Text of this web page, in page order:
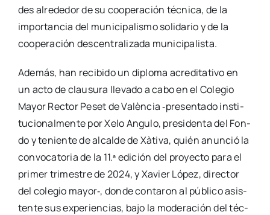
des alre­de­dor de su coope­ra­ción téc­ni­ca, de la
impor­tan­cia del muni­ci­pa­lis­mo soli­da­rio y de la
coope­ra­ción des­cen­tra­li­za­da muni­ci­pa­lis­ta.
Ade­más, han reci­bi­do un diplo­ma acre­di­ta­ti­vo en
un acto de clau­su­ra lle­va­do a cabo en el Cole­gio
Mayor Rec­tor Peset de Valèn­cia ‑pre­sen­ta­do ins­ti­
tu­cio­nal­men­te por Xelo Angu­lo, pre­si­den­ta del Fon­
do y tenien­te de alcal­de de Xàti­va, quién anun­ció la
con­vo­ca­to­ria de la 11.ª edi­ción del pro­yec­to para el
pri­mer tri­mes­tre de 2024, y Xavier López, direc­tor
del cole­gio mayor‑, don­de con­ta­ron al públi­co asis­
ten­te sus expe­rien­cias, bajo la mode­ra­ción del téc­